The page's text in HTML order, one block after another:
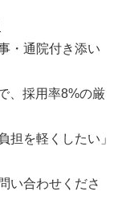
・通院付き添い
、採用率8%の厳
担を軽くしたい」
い合わせくださ